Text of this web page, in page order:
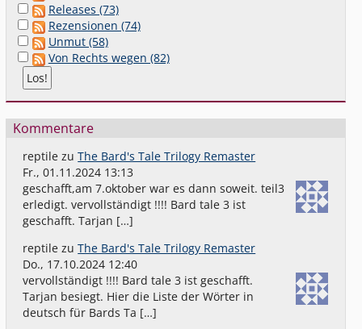
Releases (73)
Rezensionen (74)
Unmut (58)
Von Rechts wegen (82)
Kommentare
reptile zuThe Bard's Tale Trilogy Remaster
Fr., 01.11.2024 13:13
geschafft,am 7.oktober war es dann soweit. teil3
erledigt. vervollständigt !!!! Bard tale 3 ist
geschafft. Tarjan […]
reptile zuThe Bard's Tale Trilogy Remaster
Do., 17.10.2024 12:40
vervollständigt !!!! Bard tale 3 ist geschafft.
Tarjan besiegt. Hier die Liste der Wörter in
deutsch für Bards Ta […]